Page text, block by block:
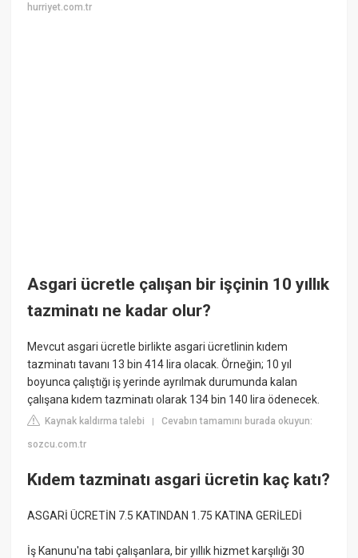
hurriyet.com.tr
Asgari ücretle çalışan bir işçinin 10 yıllık
tazminatı ne kadar olur?
Mevcut asgari ücretle birlikte asgari ücretlinin kıdem
tazminatı tavanı 13 bin 414 lira olacak. Örneğin; 10 yıl
boyunca çalıştığı iş yerinde ayrılmak durumunda kalan
çalışana kıdem tazminatı olarak 134 bin 140 lira ödenecek.
Kaynak kaldırma talebi |Cevabın tamamını burada okuyun:
sozcu.com.tr
Kıdem tazminatı asgari ücretin kaç katı?
ASGARİ ÜCRETİN 7.5 KATINDAN 1.75 KATINA GERİLEDİ
İş Kanunu'na tabi çalışanlara, bir yıllık hizmet karşılığı 30